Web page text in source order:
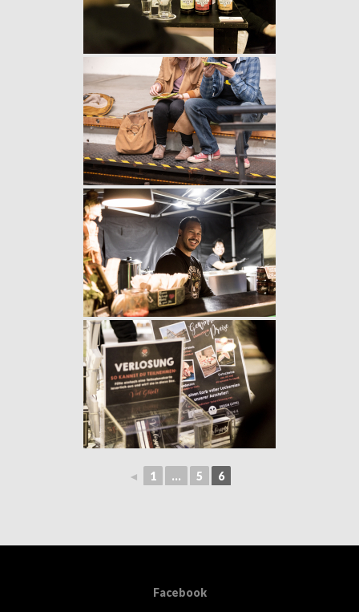
◄ 1 ... 5 6
Facebook